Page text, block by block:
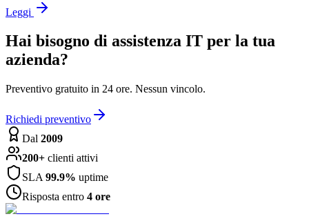
Leggi
Hai bisogno di assistenza IT per la tua
azienda?
Preventivo gratuito in 24 ore. Nessun vincolo.
Richiedi preventivo
Dal 2009
200+ clienti attivi
SLA 99.9% uptime
Risposta entro 4 ore